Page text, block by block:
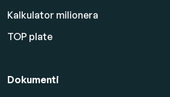
Kalkulator milionera
TOP plate
Dokumenti